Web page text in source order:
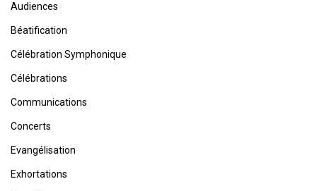
Audiences
Béatification
Célébration Symphonique
Célébrations
Communications
Concerts
Evangélisation
Exhortations